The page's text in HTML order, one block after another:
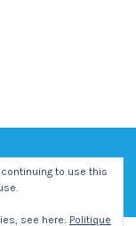
to use this
see here: Politique